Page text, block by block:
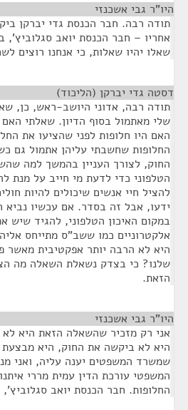
היו"ר גבי אשכנזי
תודה רבה. חבר הכנסת גדי יברקן
אחריו – חבר הכנסת יואב
שאלו יהיו שאלות, כי אנחנו רוצים
דסטה גדי יברקן (הליכוד)
תודה רבה, אדוני היושב-ראש, כן,
שלי מאתמול בסוף הדיון. שאלתי האם
האם היו חלופות לפני שהציעו את
החלופות שחשבתי עליהן אתמול גם
החוק, לצורך העניין בהמשך למה
הטלפוני כדי לדעת מי חייב על מנת
להציל חיי אנשים שיכולים להיות
ידעו, אבל זה בסדר. אם עכשיו נביא
במקום האיכון הטלפוני, להגיד שיש
אלקטרוניים כמו ששב"ס מתייחס
היא לא הרבה יותר אפקטיבית מאשר
שלנו? כי בצדק נשאלת השאלה מה
הזאת.
היו"ר גבי אשכנזי
אני רק מזכיר שהשאלה הזאת היא
היא לא ביקשה את החוק, היא מבצעת
שמשרד המשפטים יענה עליה, ואני
המשפטי עורכת הדין עמית מררי
החלופות. חבר הכנסת יואב